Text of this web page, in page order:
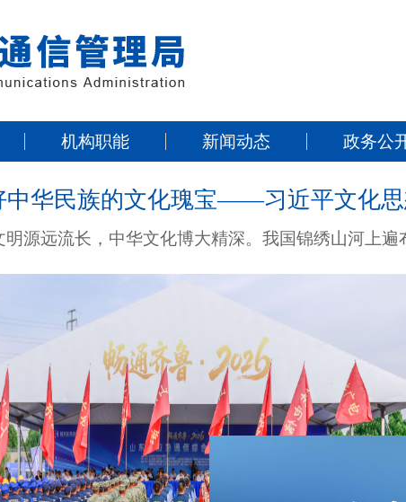
机构职能 新闻动态 政务公